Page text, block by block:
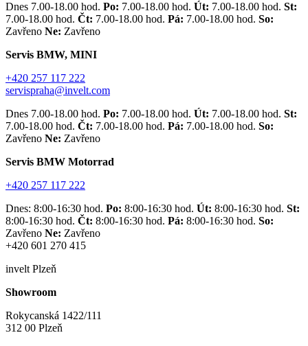
Dnes 7.00-18.00 hod. Po: 7.00-18.00 hod. Út: 7.00-18.00 hod. St:
7.00-18.00 hod. Čt: 7.00-18.00 hod. Pá: 7.00-18.00 hod. So:
Zavřeno Ne: Zavřeno
Servis BMW, MINI
+420 257 117 222
servispraha@invelt.com
Dnes 7.00-18.00 hod. Po: 7.00-18.00 hod. Út: 7.00-18.00 hod. St:
7.00-18.00 hod. Čt: 7.00-18.00 hod. Pá: 7.00-18.00 hod. So:
Zavřeno Ne: Zavřeno
Servis BMW Motorrad
+420 257 117 222
Dnes: 8:00-16:30 hod. Po: 8:00-16:30 hod. Út: 8:00-16:30 hod. St:
8:00-16:30 hod. Čt: 8:00-16:30 hod. Pá: 8:00-16:30 hod. So:
Zavřeno Ne: Zavřeno
+420 601 270 415
invelt Plzeň
Showroom
Rokycanská 1422/111
312 00 Plzeň